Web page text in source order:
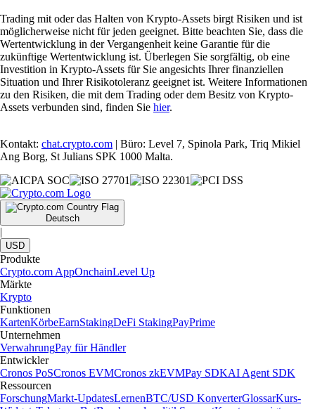
Trading mit oder das Halten von Krypto-Assets birgt Risiken und ist
möglicherweise nicht für jeden geeignet. Bitte beachten Sie, dass die
Wertentwicklung in der Vergangenheit keine Garantie für die
zukünftige Wertentwicklung ist. Überlegen Sie sorgfältig, ob eine
Investition in Krypto-Assets für Sie angesichts Ihrer finanziellen
Situation und Ihrer Risikotoleranz geeignet ist. Weitere Informationen
zu den Risiken, die mit dem Trading oder dem Besitz von Krypto-
Assets verbunden sind, finden Sie hier.
Kontakt: chat.crypto.com | Büro: Level 7, Spinola Park, Triq Mikiel
Ang Borg, St Julians SPK 1000 Malta.
Deutsch
|
USD
Produkte
Crypto.com AppOnchainLevel Up
Märkte
Krypto
Funktionen
KartenKörbeEarnStakingDeFi StakingPayPrime
Unternehmen
VerwahrungPay für Händler
Entwickler
Cronos PoSCronos EVMCronos zkEVMPay SDKAI Agent SDK
Ressourcen
ForschungMarkt-UpdatesLernenBTC/USD KonverterGlossarKurs-